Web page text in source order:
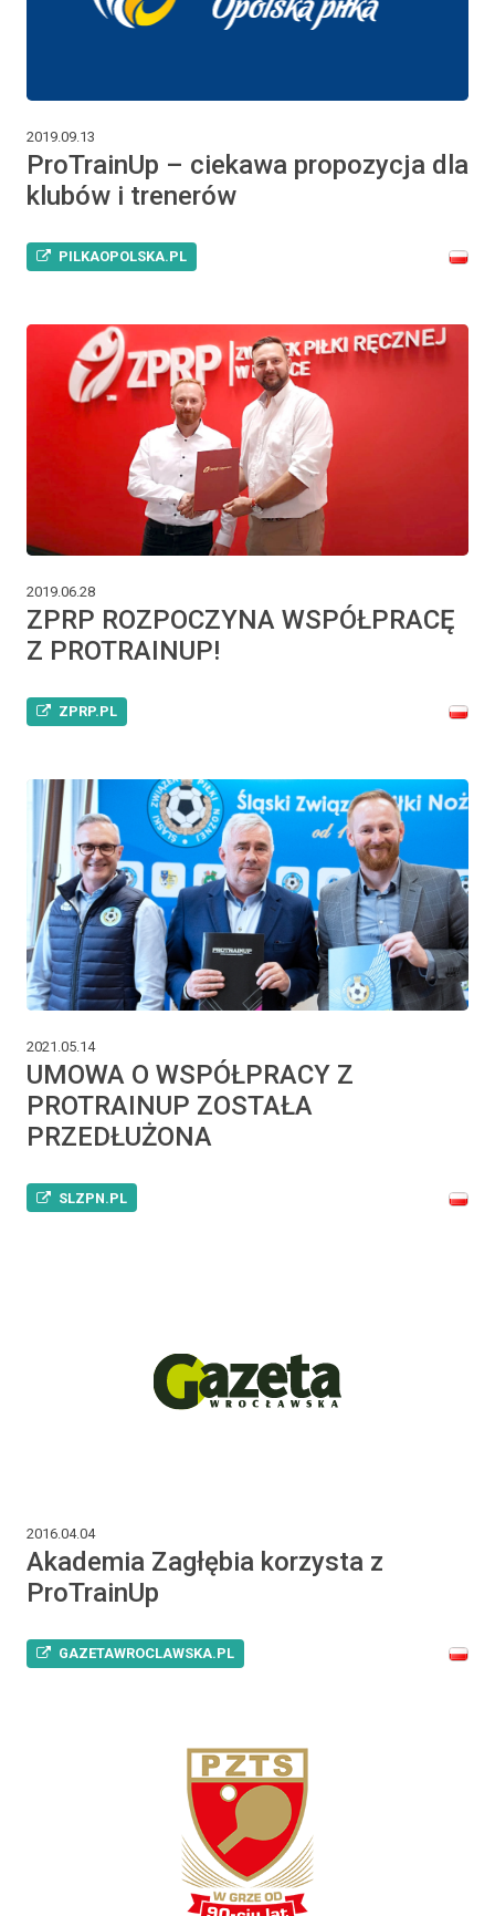
2019.09.13
ProTrainUp – ciekawa propozycja dla
klubów i trenerów
PILKAOPOLSKA.PL
2019.06.28
ZPRP ROZPOCZYNA WSPÓŁPRACĘ
Z PROTRAINUP!
ZPRP.PL
2021.05.14
UMOWA O WSPÓŁPRACY Z
PROTRAINUP ZOSTAŁA
PRZEDŁUŻONA
SLZPN.PL
2016.04.04
Akademia Zagłębia korzysta z
ProTrainUp
GAZETAWROCLAWSKA.PL